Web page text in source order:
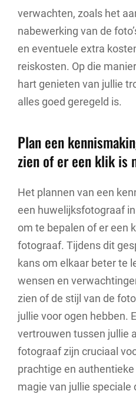
verwachten, zoals het
nabewerking van de
en eventuele extra
reiskosten. Op die
hart genieten van jullie
alles goed geregeld is.
Plan een
zien of er een klik is
Het plannen van een
een huwelijksfotograaf
om te bepalen of er een
fotograaf. Tijdens dit
kans om elkaar beter te
wensen en
zien of de stijl van de
jullie voor ogen hebben.
vertrouwen tussen jullie
fotograaf zijn cruciaal
prachtige en authentieke
magie van jullie